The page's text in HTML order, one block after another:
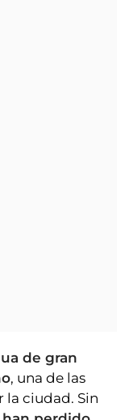
de gran
, una de las
la ciudad. Sin